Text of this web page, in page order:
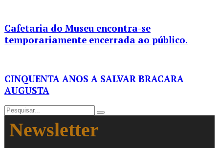
Cafetaria do Museu encontra-se
temporariamente encerrada ao público.
CINQUENTA ANOS A SALVAR BRACARA
AUGUSTA